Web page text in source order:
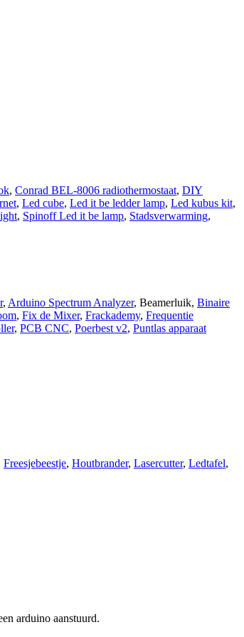
, Conrad BEL-8006 radiothermostaat, DIY
, Led cube, Led it be ledder lamp, Led kubus kit,
, Spinoff Led it be lamp, Stadsverwarming,
, Arduino Spectrum Analyzer, Beamerluik, Binaire
, Fix de Mixer, Frackademy, Frequentie
, PCB CNC, Poerbest v2, Puntlas apparaat
Freesjebeestje, Houtbrander, Lasercutter, Ledtafel,
arduino aanstuurd.